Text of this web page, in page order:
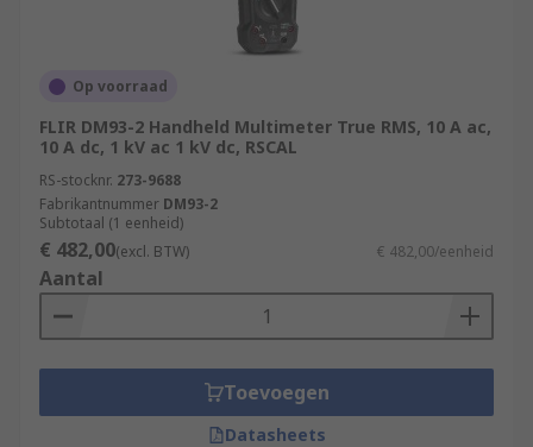
Op voorraad
FLIR DM93-2 Handheld Multimeter True RMS, 10 A ac,
10 A dc, 1 kV ac 1 kV dc, RSCAL
RS-stocknr. 273-9688
Fabrikantnummer DM93-2
Subtotaal (1 eenheid)
€ 482,00(excl. BTW) € 482,00/eenheid
Aantal
Toevoegen
Datasheets